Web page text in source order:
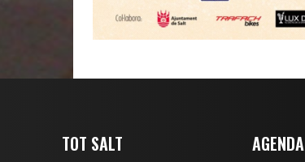
TOT SALT AGENDA